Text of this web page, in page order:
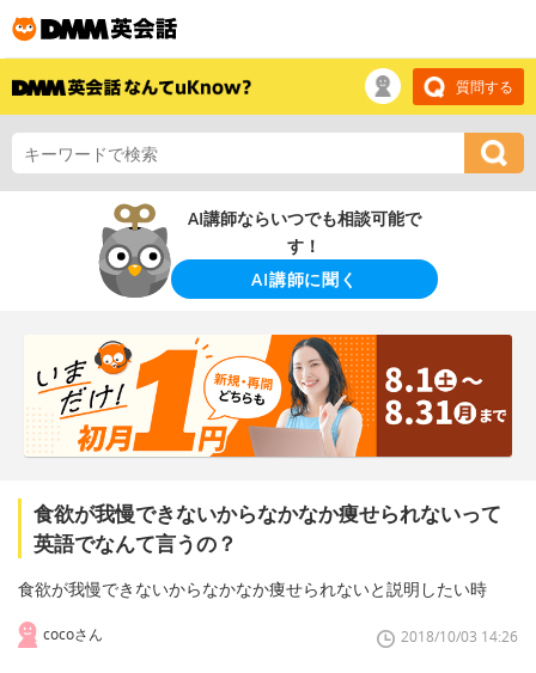
質問する
AI講師ならいつでも相談可能で
す！
AI講師に聞く
食欲が我慢できないからなかなか痩せられないって
英語でなんて言うの？
食欲が我慢できないからなかなか痩せられないと説明したい時
cocoさん 2018/10/03 14:26